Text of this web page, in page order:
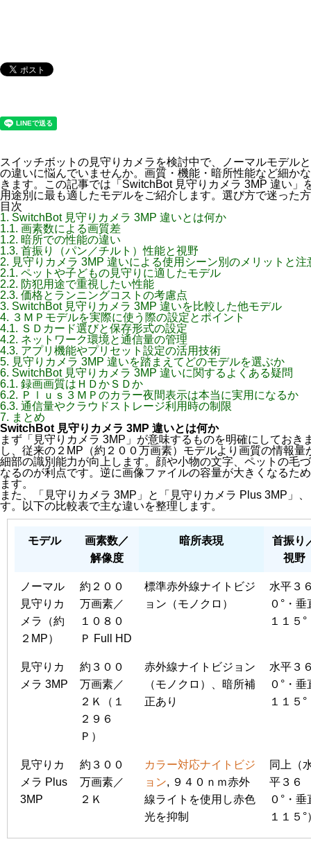
スイッチボットの見守りカメラを検討中で、ノーマルモデル
の違いに悩んでいませんか。画質・機能・暗所性能など細か
きます。この記事では「SwitchBot 見守りカメラ 3MP 違い」
用途別に最も適したモデルをご紹介します。選び方で迷った
目次
1. SwitchBot 見守りカメラ 3MP 違いとは何か
1.1. 画素数による画質差
1.2. 暗所での性能の違い
1.3. 首振り（パン／チルト）性能と視野
2. 見守りカメラ 3MP 違いによる使用シーン別のメリットと注
2.1. ペットや子どもの見守りに適したモデル
2.2. 防犯用途で重視したい性能
2.3. 価格とランニングコストの考慮点
3. SwitchBot 見守りカメラ 3MP 違いを比較した他モデル
4. ３ＭＰモデルを実際に使う際の設定とポイント
4.1. ＳＤカード選びと保存形式の設定
4.2. ネットワーク環境と通信量の管理
4.3. アプリ機能やプリセット設定の活用技術
5. 見守りカメラ 3MP 違いを踏まえてどのモデルを選ぶか
6. SwitchBot 見守りカメラ 3MP 違いに関するよくある疑問
6.1. 録画画質はＨＤかＳＤか
6.2. Ｐｌｕｓ３ＭＰのカラー夜間表示は本当に実用になるか
6.3. 通信量やクラウドストレージ利用時の制限
7. まとめ
SwitchBot 見守りカメラ 3MP 違いとは何か
まず「見守りカメラ 3MP」が意味するものを明確にしておき
し、従来の２MP（約２００万画素）モデルより画質の情報
細部の識別能力が向上します。顔や小物の文字、ペットの毛
なるのが利点です。逆に画像ファイルの容量が大きくなるた
ます。
また、「見守りカメラ 3MP」と「見守りカメラ Plus 3MP」
す。以下の比較表で主な違いを整理します。
モデル
画素数／
解像度
暗所表現
首振り
視野
ノーマル
見守りカ
メラ（約
２MP）
約２００
万画素／
１０８０
Ｐ Full HD
標準赤外線ナイトビジ
ョン（モノクロ）
水平３
０°・垂
１１５°
見守りカ
メラ 3MP
約３００
万画素／
２Ｋ（１
２９６
Ｐ）
赤外線ナイトビジョン
（モノクロ）、暗所補
正あり
水平３
０°・垂
１１５°
見守りカ
メラ Plus
3MP
約３００
万画素／
２Ｋ
カラー対応ナイトビジ
ョン, ９４０ｎｍ赤外
線ライトを使用し赤色
光を抑制
同上（
平３６
０°・垂
１１５°